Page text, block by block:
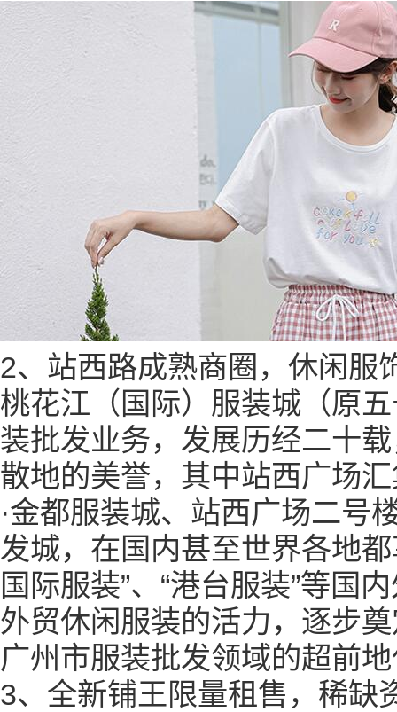
2、站西路成熟商圈，休闲服
桃花江（国际）服装城（原
装批发业务，发展历经二十
散地的美誉，其中站西广场
·金都服装城、站西广场二号
发城，在国内甚至世界各地
国际服装”、“港台服装”等国
外贸休闲服装的活力，逐步
广州市服装批发领域的超前
3、全新铺王限量租售，稀缺